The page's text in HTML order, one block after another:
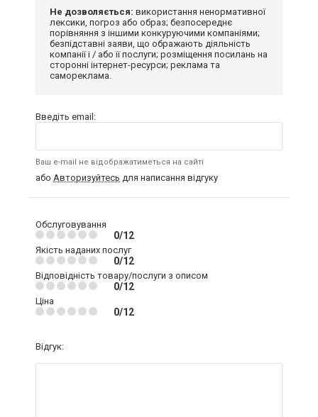
Не дозволяється: використання ненормативної
лексики, погроз або образ; безпосереднє
порівняння з іншими конкуруючими компаніями;
безпідставні заяви, що ображають діяльність
компанії і / або її послуги; розміщення посилань на
сторонні інтернет-ресурси; реклама та
самореклама.
Введіть email:
Ваш e-mail не відображатиметься на сайті
або Авторизуйтесь для написання відгуку
Обслуговування
0/12
Якість наданих послуг
0/12
Відповідність товару/послуги з описом
0/12
Ціна
0/12
Відгук: